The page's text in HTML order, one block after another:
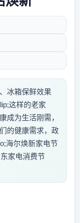
冰箱保鲜效果
这样的老家
成为生活刚需，
的健康需求，政
海尔焕新家电节
家电消费节